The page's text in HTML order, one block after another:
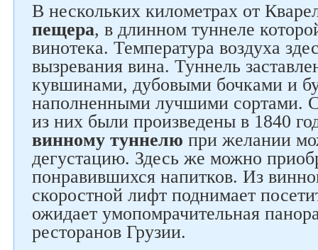
В нескольких километрах от
пещера, в длинном туннеле
винотека. Температура воздуха
вызревания вина. Туннель
кувшинами, дубовыми бочками и
наполненными лучшими сортами.
из них были произведены в 1840
винному туннелю при желании
дегустацию. Здесь же можно
понравившихся напитков. Из
скоростной лифт поднимает
ожидает умопомрачительная
ресторанов Грузии.